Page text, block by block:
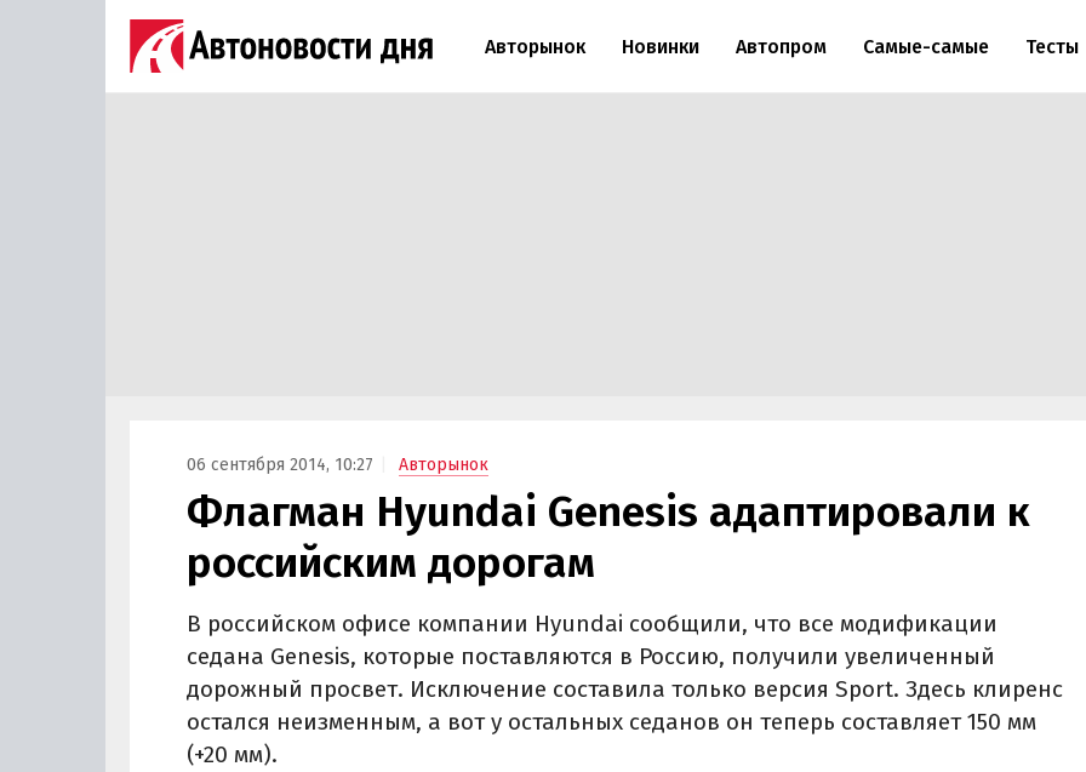
Авторынок Новинки Автопром Самые-самые Тесты
06 сентября 2014, 10:27 Авторынок
Флагман Hyundai Genesis адаптировали к
российским дорогам
В российском офисе компании Hyundai сообщили, что все модификации
седана Genesis, которые поставляются в Россию, получили увеличенный
дорожный просвет. Исключение составила только версия Sport. Здесь клиренс
остался неизменным, а вот у остальных седанов он теперь составляет 150 мм
(+20 мм).